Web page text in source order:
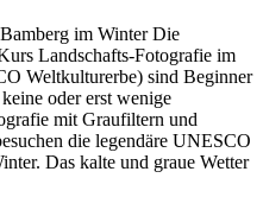
im Winter Die
Landschafts-Fotografie im
Weltkulturerbe) sind Beginner
oder erst wenige
mit Graufiltern und
die legendäre UNESCO
Das kalte und graue Wetter